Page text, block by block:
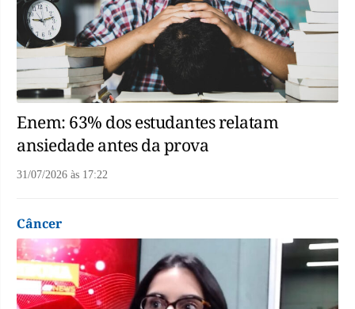
Enem: 63% dos estudantes relatam
ansiedade antes da prova
31/07/2026 às 17:22
Câncer